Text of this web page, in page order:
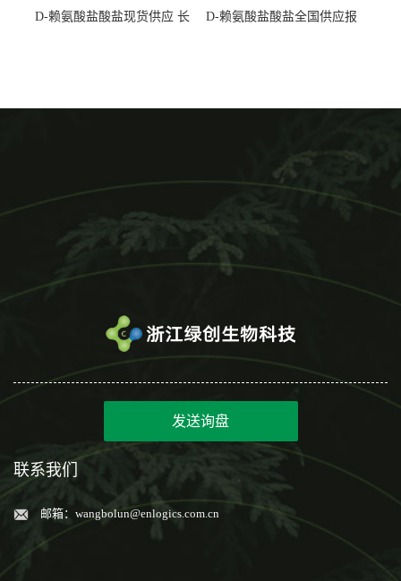
D-赖氨酸盐酸盐现货供应 长
D-赖氨酸盐酸盐全国供应报
发送询盘
联系我们
邮箱： wangbolun@enlogics.com.cn